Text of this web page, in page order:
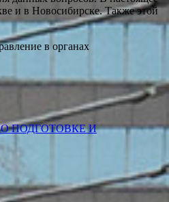
и в Новосибирске. Также этой
в органах
ПОДГОТОВКЕ И